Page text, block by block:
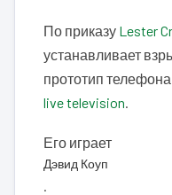
По приказу Lester
устанавливает
прототип
live television.
Его играет
Дэвид Коуп
.